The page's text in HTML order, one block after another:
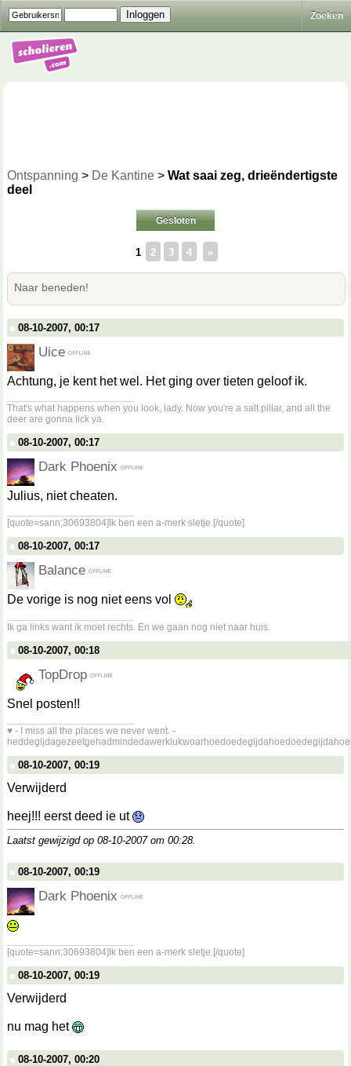
Zoeken
Ontspanning > De Kantine > Wat saai zeg, drieëndertigste
deel
Gesloten
1 2 3 4 »
Naar beneden!
08-10-2007, 00:17
Uice
Achtung, je kent het wel. Het ging over tieten geloof ik.
That's what happens when you look, lady. Now you're a salt pillar, and all the
deer are gonna lick ya.
08-10-2007, 00:17
Dark Phoenix
Julius, niet cheaten.
[quote=sann;30693804]Ik ben een a-merk sletje.[/quote]
08-10-2007, 00:17
Balance
De vorige is nog niet eens vol
Ik ga links want ik moet rechts. En we gaan nog niet naar huis.
08-10-2007, 00:18
TopDrop
Snel posten!!
♥ - I miss all the places we never went. -
08-10-2007, 00:19
Verwijderd
heej!!! eerst deed ie ut
Laatst gewijzigd op 08-10-2007 om 00:28.
08-10-2007, 00:19
Dark Phoenix
[quote=sann;30693804]Ik ben een a-merk sletje.[/quote]
08-10-2007, 00:19
Verwijderd
nu mag het
08-10-2007, 00:20